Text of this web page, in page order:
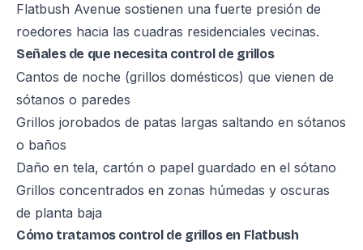
Flatbush Avenue sostienen una fuerte presión de
roedores hacia las cuadras residenciales vecinas.
Señales de que necesita control de grillos
Cantos de noche (grillos domésticos) que vienen de
sótanos o paredes
Grillos jorobados de patas largas saltando en sótanos
o baños
Daño en tela, cartón o papel guardado en el sótano
Grillos concentrados en zonas húmedas y oscuras
de planta baja
Cómo tratamos control de grillos en Flatbush